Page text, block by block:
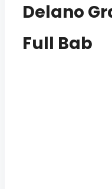
Delano
Full Bab